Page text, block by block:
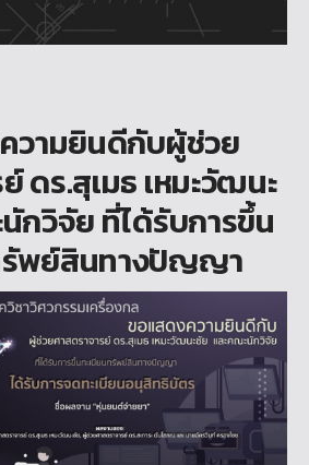
วามยินดีกับผู้ช่วย
ดร.สุเมธ เหมะวัฒนะ
กวิจัย ที่ได้รับการขึ้น
รัพย์สินทางปัญญา